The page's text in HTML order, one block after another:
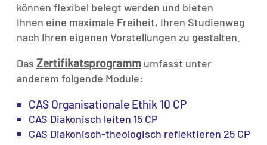
können flexibel belegt werden und bieten
Ihnen eine maximale Freiheit, Ihren Studienweg
nach Ihren eigenen Vorstellungen zu gestalten.
Das Zertifikatsprogramm umfasst unter
anderem folgende Module:
CAS Organisationale Ethik 10 CP
CAS Diakonisch leiten 15 CP
CAS Diakonisch-theologisch reflektieren 25 CP